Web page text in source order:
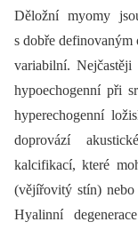
Děložní myomy
s dobře
variabilní.
hypoechogenní při
hyperechogenní
doprovází
kalcifikací, které
(vějířovitý stín)
Hyalinní